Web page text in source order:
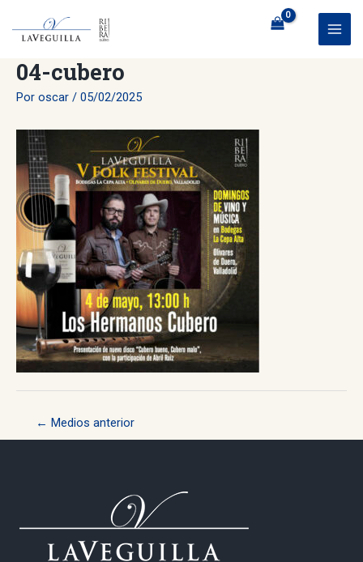
contenido
04-cubero
Por oscar / 05/02/2025
Navegación
← Medios anterior